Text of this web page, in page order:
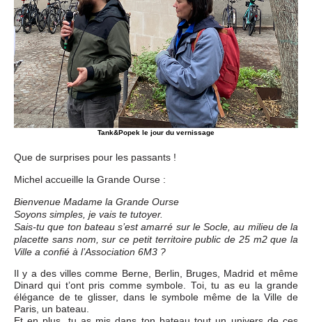
Tank&Popek le jour du vernissage
Que de surprises pour les passants !
Michel accueille la Grande Ourse :
Bienvenue Madame la Grande Ourse
Soyons simples, je vais te tutoyer.
Sais-tu que ton bateau s’est amarré sur le Socle, au milieu de la
placette sans nom, sur ce petit territoire public de 25 m2 que la
Ville a confié à l’Association 6M3 ?
Il y a des villes comme Berne, Berlin, Bruges, Madrid et même
Dinard qui t’ont pris comme symbole. Toi, tu as eu la grande
élégance de te glisser, dans le symbole même de la Ville de
Paris, un bateau.